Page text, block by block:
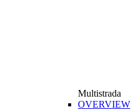
Multistrada
OVERVIEW